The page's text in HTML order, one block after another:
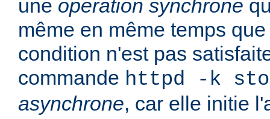
une operation synchrone
même en même temps
condition n'est pas
commande httpd -k
asynchrone, car elle initie